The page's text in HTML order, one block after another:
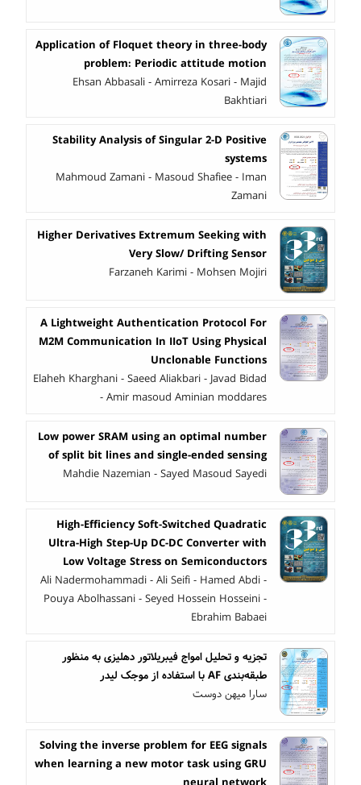
Application of Floquet theory in three-body
problem: Periodic attitude motion
Ehsan Abbasali - Amirreza Kosari - Majid
Bakhtiari
Stability Analysis of Singular 2-D Positive
systems
Mahmoud Zamani - Masoud Shafiee - Iman
Zamani
Higher Derivatives Extremum Seeking with
Very Slow/ Drifting Sensor
Farzaneh Karimi - Mohsen Mojiri
A Lightweight Authentication Protocol For
M2M Communication In IIoT Using Physical
Unclonable Functions
Elaheh Kharghani - Saeed Aliakbari - Javad Bidad
- Amir masoud Aminian moddares
Low power SRAM using an optimal number
of split bit lines and single-ended sensing
Mahdie Nazemian - Sayed Masoud Sayedi
High-Efficiency Soft-Switched Quadratic
Ultra-High Step-Up DC-DC Converter with
Low Voltage Stress on Semiconductors
Ali Nadermohammadi - Ali Seifi - Hamed Abdi -
Pouya Abolhassani - Seyed Hossein Hosseini -
Ebrahim Babaei
تجزیه و تحلیل امواج فیبریلاتور دهلیزی به منظور
طبقه‌بندی AF با استفاده از موجک لیدر
سارا میهن دوست
Solving the inverse problem for EEG signals
when learning a new motor task using GRU